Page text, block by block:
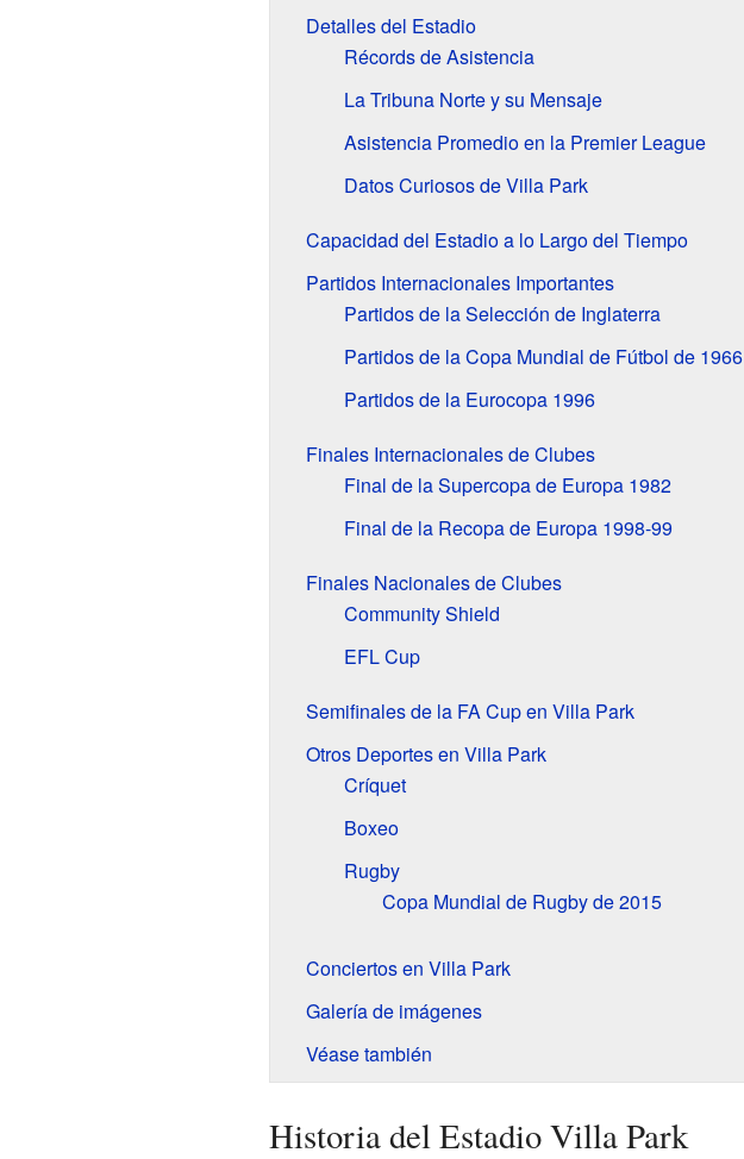
Detalles del Estadio
Récords de Asistencia
La Tribuna Norte y su Mensaje
Asistencia Promedio en la Premier League
Datos Curiosos de Villa Park
Capacidad del Estadio a lo Largo del Tiempo
Partidos Internacionales Importantes
Partidos de la Selección de Inglaterra
Partidos de la Copa Mundial de Fútbol de 1966
Partidos de la Eurocopa 1996
Finales Internacionales de Clubes
Final de la Supercopa de Europa 1982
Final de la Recopa de Europa 1998-99
Finales Nacionales de Clubes
Community Shield
EFL Cup
Semifinales de la FA Cup en Villa Park
Otros Deportes en Villa Park
Críquet
Boxeo
Rugby
Copa Mundial de Rugby de 2015
Conciertos en Villa Park
Galería de imágenes
Véase también
Historia del Estadio Villa Park